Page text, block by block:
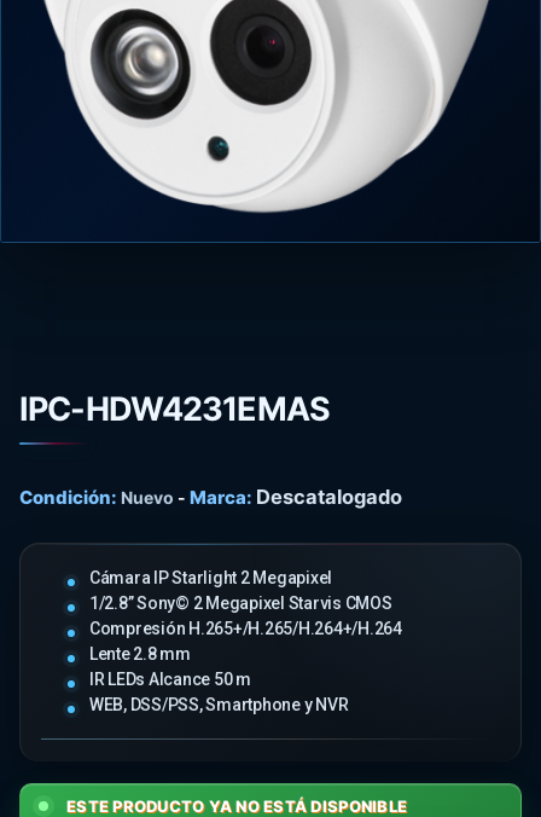
IPC-HDW4231EMAS
Condición: Nuevo - Marca: Descatalogado
Cámara IP Starlight 2 Megapixel
1/2.8” Sony© 2 Megapixel Starvis CMOS
Compresión H.265+/H.265/H.264+/H.264
Lente 2.8 mm
IR LEDs Alcance 50 m
WEB, DSS/PSS, Smartphone y NVR
ESTE PRODUCTO YA NO ESTÁ DISPONIBLE